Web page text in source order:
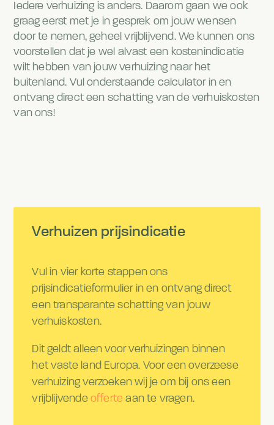
Iedere verhuizing is anders. Daarom gaan we ook
graag eerst met je in gesprek om jouw wensen
door te nemen, geheel vrijblijvend. We kunnen ons
voorstellen dat je wel alvast een kostenindicatie
wilt hebben van jouw verhuizing naar het
buitenland. Vul onderstaande calculator in en
ontvang direct een schatting van de verhuiskosten
van ons!
Verhuizen prijsindicatie
Vul in vier korte stappen ons
prijsindicatieformulier in en ontvang direct
een transparante schatting van jouw
verhuiskosten.
Dit geldt alleen voor verhuizingen binnen
het vaste land Europa. Voor een overzeese
verhuizing verzoeken wij je om bij ons een
vrijblijvende offerte aan te vragen.